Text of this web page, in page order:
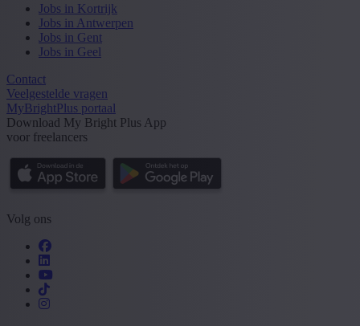
Jobs in Kortrijk
Jobs in Antwerpen
Jobs in Gent
Jobs in Geel
Contact
Veelgestelde vragen
MyBrightPlus portaal
Download My Bright Plus App
voor freelancers
Volg ons